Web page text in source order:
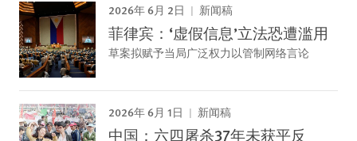
2026年 6月 2日 新闻稿
菲律宾：‘虚假信息’立法恐遭滥用
草案拟赋予当局广泛权力以管制网络言论
2026年 6月 1日 新闻稿
中国：六四屠杀37年未获平反